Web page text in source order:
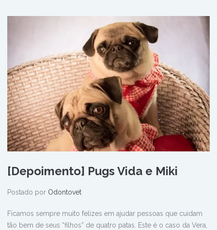
[Depoimento] Pugs Vida e Miki
Postado por Odontovet
Ficamos sempre muito felizes em ajudar pessoas que cuidam
tão bem de seus “filhos” de quatro patas. Este é o caso da Vera,